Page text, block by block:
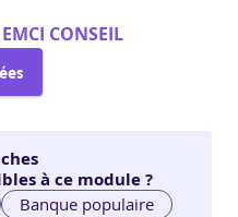
EMCI CONSEIL
à ce module ?
Banque populaire